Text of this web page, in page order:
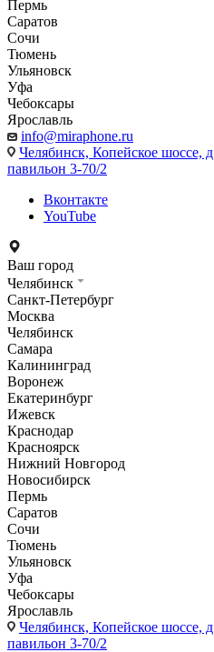
Пермь
Саратов
Сочи
Тюмень
Ульяновск
Уфа
Чебоксары
Ярославль
info@miraphone.ru
Челябинск, Копейское шоссе,
павильон 3-70/2
Вконтакте
YouTube
Ваш город
Челябинск
Санкт-Петербург
Москва
Челябинск
Самара
Калининград
Воронеж
Екатеринбург
Ижевск
Краснодар
Красноярск
Нижний Новгород
Новосибирск
Пермь
Саратов
Сочи
Тюмень
Ульяновск
Уфа
Чебоксары
Ярославль
Челябинск, Копейское шоссе,
павильон 3-70/2